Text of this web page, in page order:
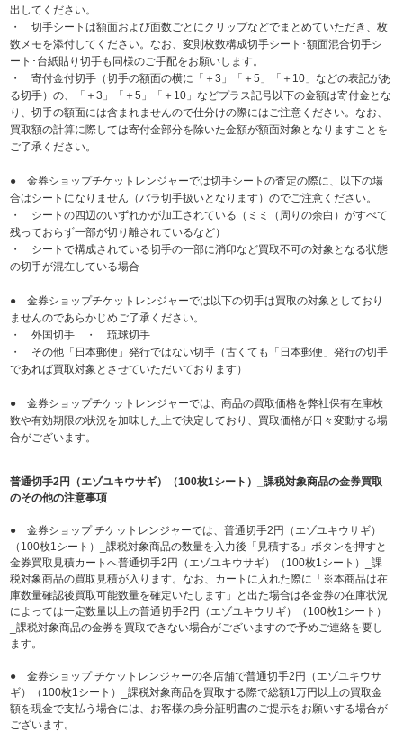
出してください。
・ 切手シートは額面および面数ごとにクリップなどでまとめていただき、枚
数メモを添付してください。なお、変則枚数構成切手シート･額面混合切手シ
ート･台紙貼り切手も同様のご手配をお願いします。
・ 寄付金付切手（切手の額面の横に「＋3」「＋5」「＋10」などの表記があ
る切手）の、「＋3」「＋5」「＋10」などプラス記号以下の金額は寄付金とな
り、切手の額面には含まれませんので仕分けの際にはご注意ください。なお、
買取額の計算に際しては寄付金部分を除いた金額が額面対象となりますことを
ご了承ください。
● 金券ショップチケットレンジャーでは切手シートの査定の際に、以下の場
合はシートになりません（バラ切手扱いとなります）のでご注意ください。
・ シートの四辺のいずれかが加工されている（ミミ（周りの余白）がすべて
残っておらず一部が切り離されているなど）
・ シートで構成されている切手の一部に消印など買取不可の対象となる状態
の切手が混在している場合
● 金券ショップチケットレンジャーでは以下の切手は買取の対象としており
ませんのであらかじめご了承ください。
・ 外国切手 ・ 琉球切手
・ その他「日本郵便」発行ではない切手（古くても「日本郵便」発行の切手
であれば買取対象とさせていただいております）
● 金券ショップチケットレンジャーでは、商品の買取価格を弊社保有在庫枚
数や有効期限の状況を加味した上で決定しており、買取価格が日々変動する場
合がございます。
普通切手2円（エゾユキウサギ）（100枚1シート）_課税対象商品の金券買取
のその他の注意事項
● 金券ショップ チケットレンジャーでは、普通切手2円（エゾユキウサギ）
（100枚1シート）_課税対象商品の数量を入力後「見積する」ボタンを押すと
金券買取見積カートへ普通切手2円（エゾユキウサギ）（100枚1シート）_課
税対象商品の買取見積が入ります。なお、カートに入れた際に「※本商品は在
庫数量確認後買取可能数量を確定いたします」と出た場合は各金券の在庫状況
によっては一定数量以上の普通切手2円（エゾユキウサギ）（100枚1シート）
_課税対象商品の金券を買取できない場合がございますので予めご連絡を要し
ます。
● 金券ショップ チケットレンジャーの各店舗で普通切手2円（エゾユキウサ
ギ）（100枚1シート）_課税対象商品を買取する際で総額1万円以上の買取金
額を現金で支払う場合には、お客様の身分証明書のご提示をお願いする場合が
ございます。